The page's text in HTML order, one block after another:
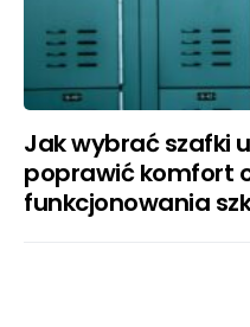
Jak wybrać szafki
poprawić komfort
funkcjonowania